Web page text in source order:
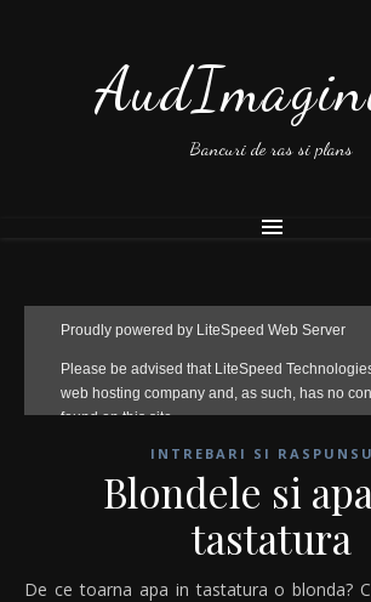
Bancuri de ras si plans
INTREBARI SI
Blondele si
tastatura
De ce toarna apa in tastatura o blonda? Ca sa navigheze pe